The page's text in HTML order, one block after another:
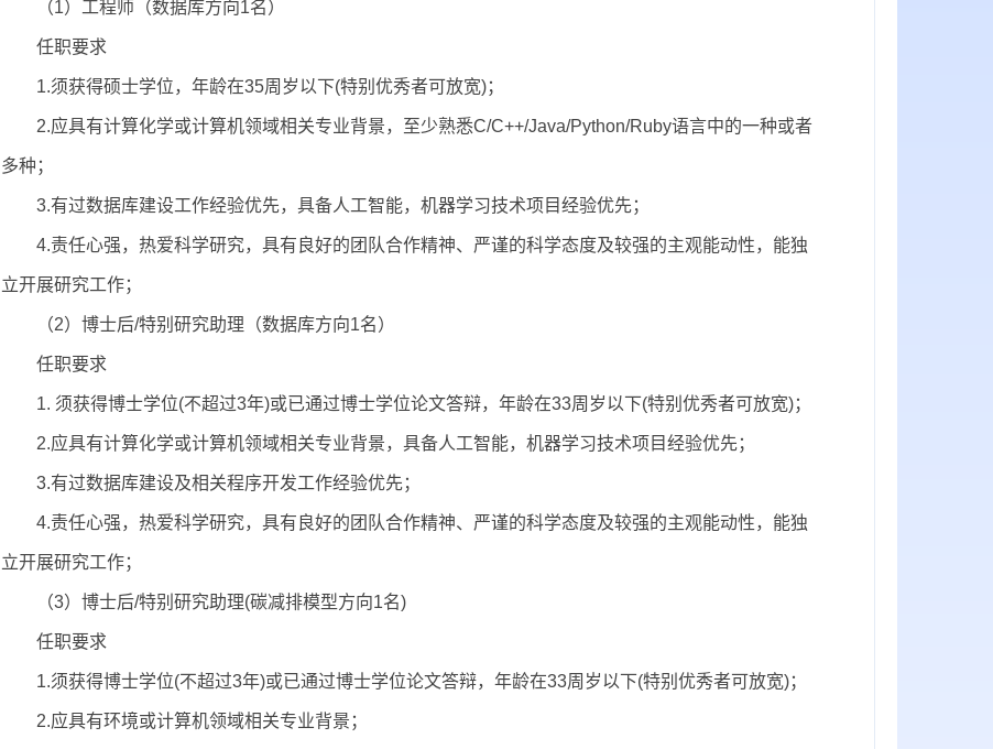
（1）工程师（数据库方向1名）
任职要求
1.须获得硕士学位，年龄在35周岁以下(特别优秀者可放宽)；
2.应具有计算化学或计算机领域相关专业背景，至少熟悉C/C++/Java/Python/Ruby语言中的一种或者
多种；
3.有过数据库建设工作经验优先，具备人工智能，机器学习技术项目经验优先；
4.责任心强，热爱科学研究，具有良好的团队合作精神、严谨的科学态度及较强的主观能动性，能独
立开展研究工作；
（2）博士后/特别研究助理（数据库方向1名）
任职要求
1. 须获得博士学位(不超过3年)或已通过博士学位论文答辩，年龄在33周岁以下(特别优秀者可放宽)；
2.应具有计算化学或计算机领域相关专业背景，具备人工智能，机器学习技术项目经验优先；
3.有过数据库建设及相关程序开发工作经验优先；
4.责任心强，热爱科学研究，具有良好的团队合作精神、严谨的科学态度及较强的主观能动性，能独
立开展研究工作；
（3）博士后/特别研究助理(碳减排模型方向1名)
任职要求
1.须获得博士学位(不超过3年)或已通过博士学位论文答辩，年龄在33周岁以下(特别优秀者可放宽)；
2.应具有环境或计算机领域相关专业背景；